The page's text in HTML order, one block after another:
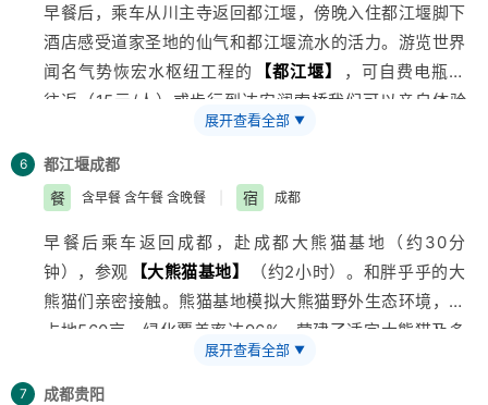
自然的琴弦上跳跃。
早餐后，乘车从川主寺返回都江堰，傍晚入住都江堰脚下
酒店感受道家圣地的仙气和都江堰流水的活力。游览世界
闻名气势恢宏水枢纽工程的
【都江堰】
，可自费电瓶车
往返（15元/人）或步行到达安澜索桥我们可以亲自体验
江水的湍急，见证让川西平原无重大水患的分水堤，鱼
嘴、飞沙堰、宝瓶口，感叹中国古人的智慧！
展开查看全部 ▼
6 都江堰成都
餐
含早餐 含午餐 含晚餐 宿 成都
早餐后乘车返回成都，赴成都大熊猫基地（约30分
钟），参观
【大熊猫基地】
（约2小时）。和胖乎乎的大
熊猫们亲密接触。熊猫基地模拟大熊猫野外生态环境，现
占地560亩，绿化覆盖率达96%，营建了适宜大熊猫及多
种珍稀野生动物生息繁衍的生态环境，参观大熊猫馆、蝴
蝶馆、小熊猫馆、大熊猫野外生活区、大熊猫产房，看可
展开查看全部 ▼
7 成都贵阳